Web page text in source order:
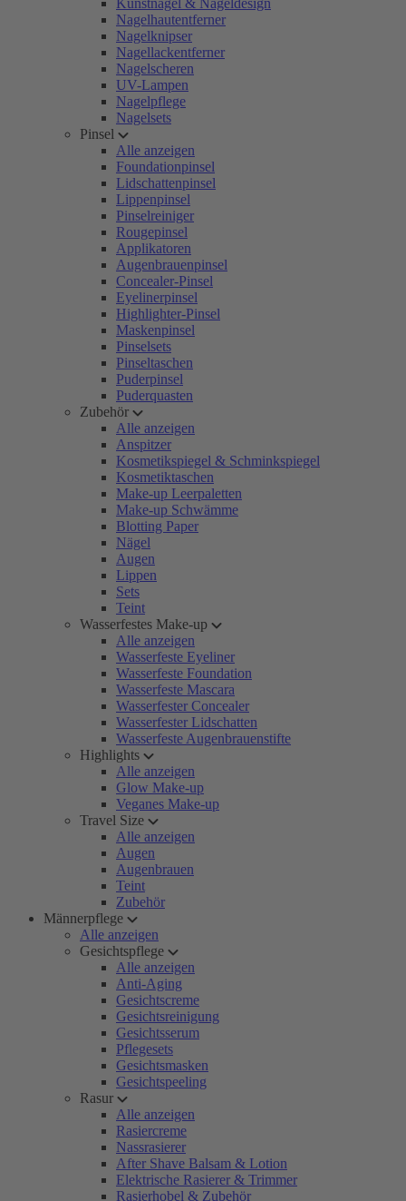
Kunstnägel & Nageldesign
Nagelhautentferner
Nagelknipser
Nagellackentferner
Nagelscheren
UV-Lampen
Nagelpflege
Nagelsets
Pinsel
Alle anzeigen
Foundationpinsel
Lidschattenpinsel
Lippenpinsel
Pinselreiniger
Rougepinsel
Applikatoren
Augenbrauenpinsel
Concealer-Pinsel
Eyelinerpinsel
Highlighter-Pinsel
Maskenpinsel
Pinselsets
Pinseltaschen
Puderpinsel
Puderquasten
Zubehör
Alle anzeigen
Anspitzer
Kosmetikspiegel & Schminkspiegel
Kosmetiktaschen
Make-up Leerpaletten
Make-up Schwämme
Blotting Paper
Nägel
Augen
Lippen
Sets
Teint
Wasserfestes Make-up
Alle anzeigen
Wasserfeste Eyeliner
Wasserfeste Foundation
Wasserfeste Mascara
Wasserfester Concealer
Wasserfester Lidschatten
Wasserfeste Augenbrauenstifte
Highlights
Alle anzeigen
Glow Make-up
Veganes Make-up
Travel Size
Alle anzeigen
Augen
Augenbrauen
Teint
Zubehör
Männerpflege
Alle anzeigen
Gesichtspflege
Alle anzeigen
Anti-Aging
Gesichtscreme
Gesichtsreinigung
Gesichtsserum
Pflegesets
Gesichtsmasken
Gesichtspeeling
Rasur
Alle anzeigen
Rasiercreme
Nassrasierer
After Shave Balsam & Lotion
Elektrische Rasierer & Trimmer
Rasierhobel & Zubehör